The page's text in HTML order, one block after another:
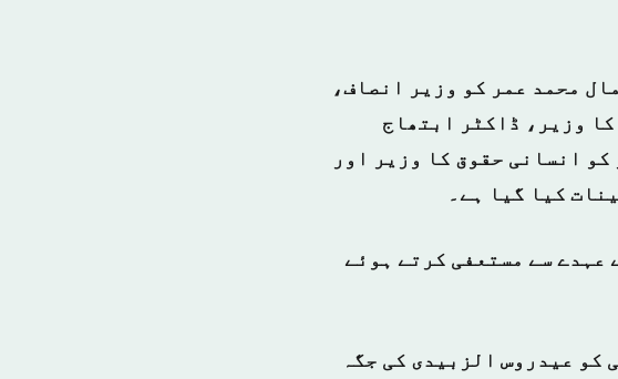
محمد عمر کو وزیر انصاف،
وزیر، ڈاکٹر ابتھاج
انسانی حقوق کا وزیر اور
کیا گیا ہے۔
عہدے سے مستعفی کرتے ہوئے
کو عیدروس الزبیدی کی جگہ